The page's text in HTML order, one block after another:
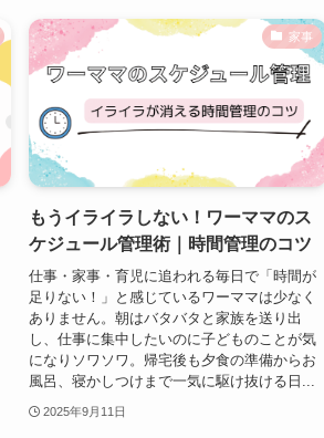
家事
もうイライラしない！ワーママのス
ケジュール管理術｜時間管理のコツ
仕事・家事・育児に追われる毎日で「時間が
足りない！」と感じているワーママは少なく
ありません。朝はバタバタと家族を送り出
し、仕事に集中したいのに子どものことが気
になりソワソワ。帰宅後も夕食の準備からお
風呂、寝かしつけまで一気に駆け抜ける日...
2025年9月11日